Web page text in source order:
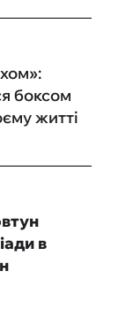
боксом
житті
в